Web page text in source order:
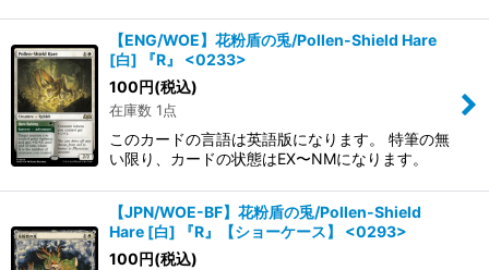
【ENG/WOE】花粉盾の兎/Pollen-Shield Hare
[白] 『R』 <0233>
100円(税込)
在庫数 1点
このカードの言語は英語版になります。 特筆の無
い限り、カードの状態はEX〜NMになります。
【JPN/WOE-BF】花粉盾の兎/Pollen-Shield
Hare [白] 『R』【ショーケース】 <0293>
100円(税込)